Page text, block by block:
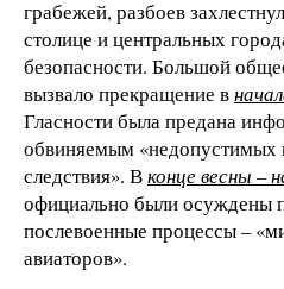
грабежей, разбоев
столице и центральных
безопасности. Большой
вызвало прекращение в
Гласности была предана
обвиняемым «недопустимых
следствия». Вконце весны –
официально были осуждены
послевоенные процессы –
авиаторов».